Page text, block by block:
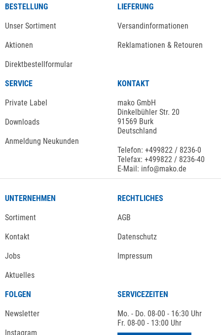
BESTELLUNG
Unser Sortiment
Aktionen
Direktbestellformular
LIEFERUNG
Versandinformationen
Reklamationen & Retouren
SERVICE
Private Label
Downloads
Anmeldung Neukunden
KONTAKT
mako GmbH
Dinkelbühler Str. 20
91569 Burk
Deutschland
Telefon: +499822 / 8236-0
Telefax: +499822 / 8236-40
E-Mail: info@mako.de
UNTERNEHMEN
Sortiment
Kontakt
Jobs
Aktuelles
RECHTLICHES
AGB
Datenschutz
Impressum
FOLGEN
Newsletter
Instagram
SERVICEZEITEN
Mo. - Do. 08-00 - 16:30 Uhr
Fr. 08-00 - 13:00 Uhr